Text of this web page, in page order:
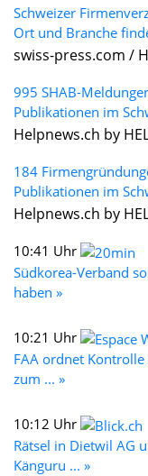
Schweizer
Ort und Branche
swiss-press.com /
995 SHAB-
Publikationen im
Helpnews.ch by
184
Publikationen im
Helpnews.ch by
10:41 Uhr
Südkorea-Verband
haben »
10:21 Uhr
FAA ordnet
zum ... »
10:12 Uhr
Rätsel in Dietwil AG
Känguru ... »